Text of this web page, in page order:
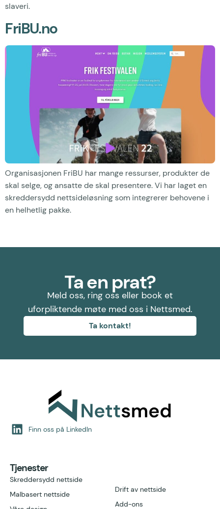
slaveri.
FriBU.no
Organisasjonen FriBU har mange ressurser, produkter de
skal selge, og ansatte de skal presentere. Vi har laget en
skreddersydd nettsideløsning som integrerer behovene i
en helhetlig pakke.
Ta en prat?
Meld oss, ring oss eller book et
uforpliktende møte med oss i Nettsmed.
Ta kontakt!
Finn oss på LinkedIn
Tjenester
Skreddersydd nettside
Malbasert nettside
Drift av nettside
Add-ons